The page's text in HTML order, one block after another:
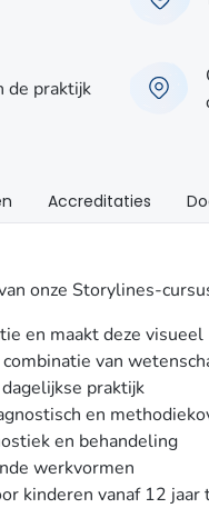
de praktijk
Accreditaties
onze Storylines-
en maakt deze visueel
van
praktijk
en
en behandeling
werkvormen
kinderen vanaf 12 jaar